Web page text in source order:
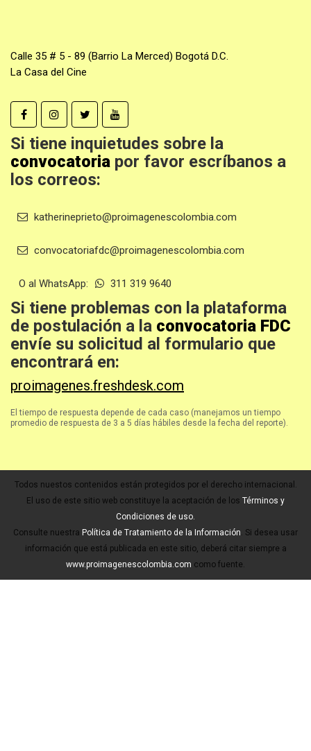
Calle 35 # 5 - 89 (Barrio La Merced) Bogotá D.C.
La Casa del Cine
Si tiene inquietudes sobre la
convocatoria por favor escríbanos a
los correos:
katherineprieto@proimagenescolombia.com
convocatoriafdc@proimagenescolombia.com
O al WhatsApp: 311 319 9640
Si tiene problemas con la plataforma
de postulación a la convocatoria FDC
envíe su solicitud al formulario que
encontrará en:
proimagenes.freshdesk.com
El tiempo de respuesta depende de cada caso (manejamos un tiempo
promedio de respuesta de 3 a 5 días hábiles desde la fecha del reporte).
Todos nuestos contenidos están protegidos por el derecho internacional.
El uso de este sitio web constituye la aceptación de los Términos y
Condiciones de uso.
Consulte nuestra Política de Tratamiento de la Información. Si desea usar
información que está publicada en este sitio, deberá citar siempre a
www.proimagenescolombia.com como fuente.